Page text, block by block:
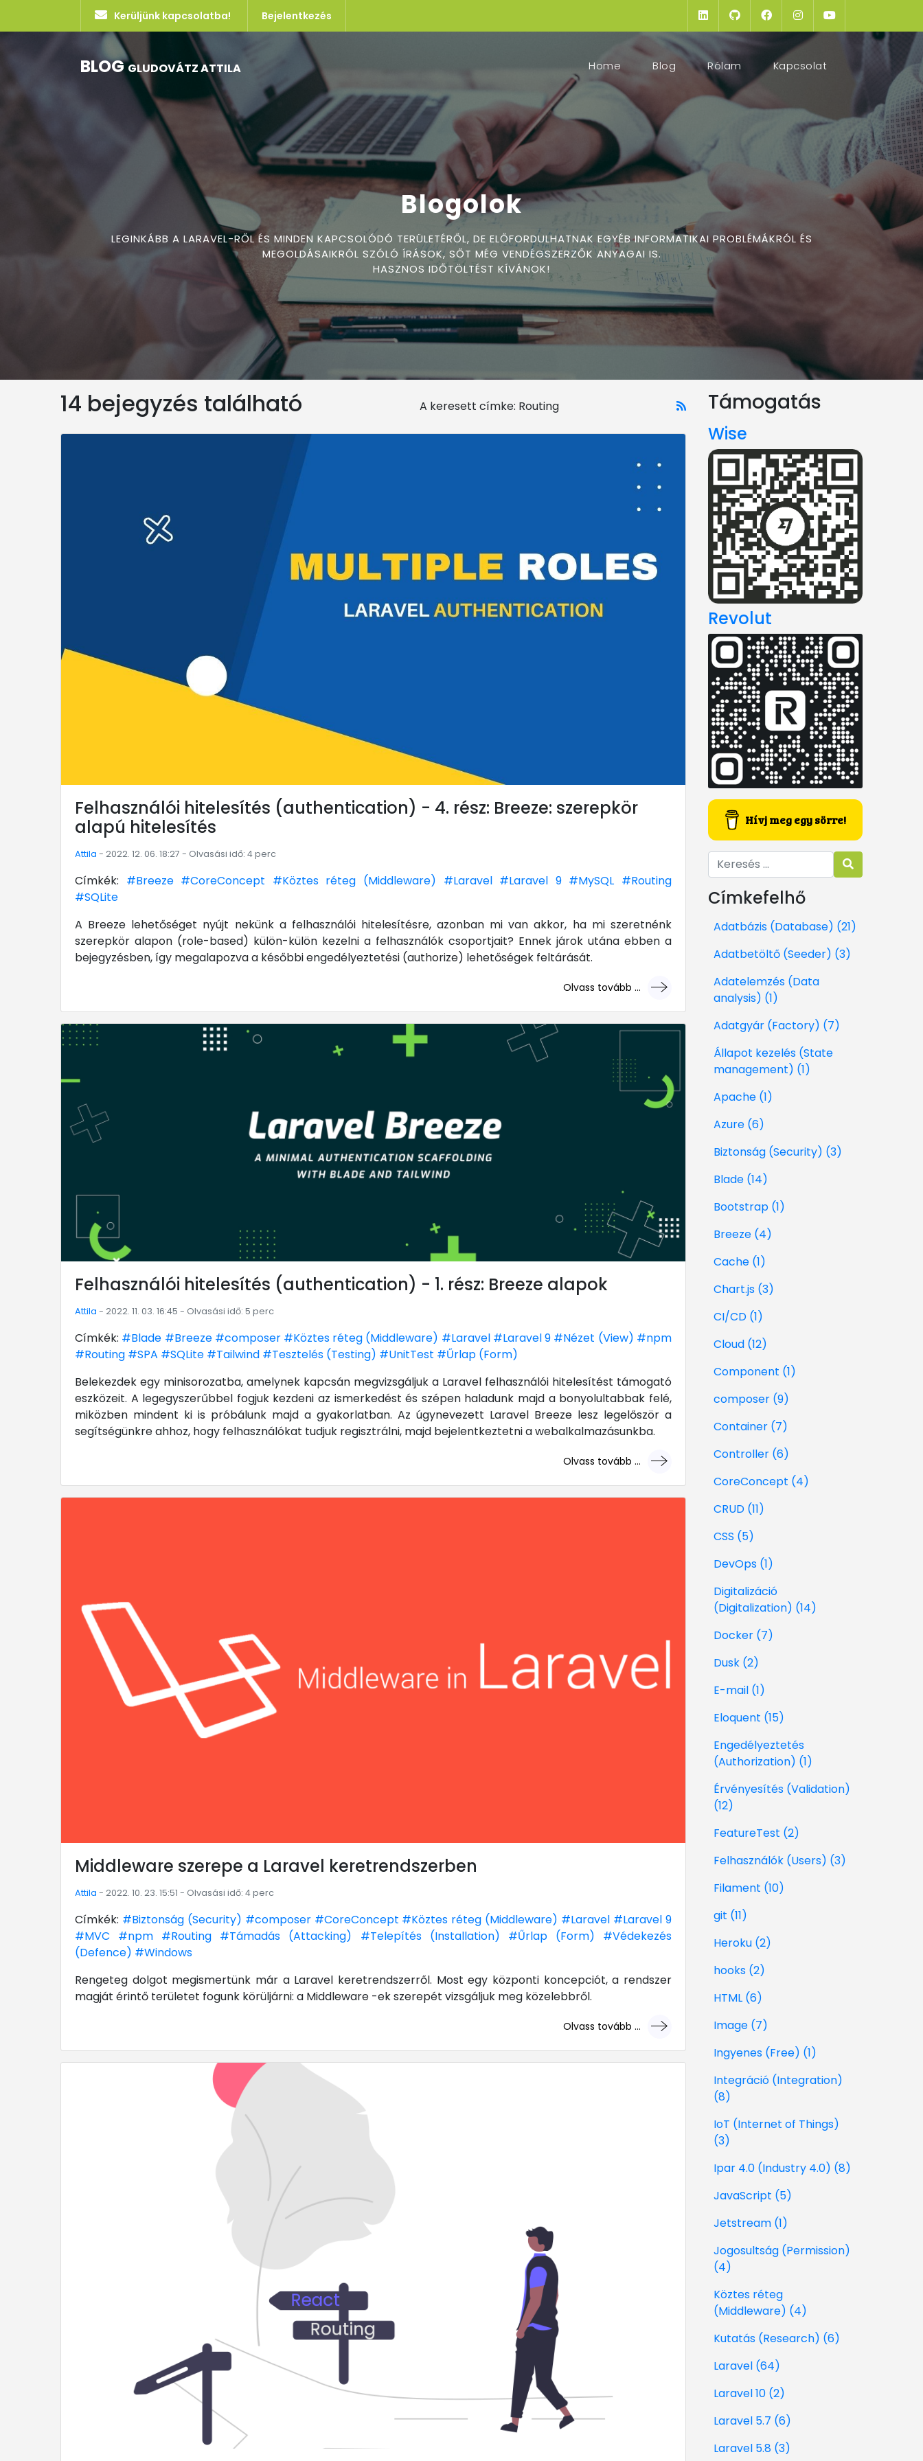
Kerüljünk kapcsolatba! Bejelentkezés
BLOGGLUDOVÁTZ ATTILA Home (current)
Blog Rólam Kapcsolat
Blogolok
LEGINKÁBB A LARAVEL-RŐL ÉS MINDEN KAPCSOLÓDÓ TERÜLETÉRŐL, DE ELŐFORDULHATNAK EGYÉB INFORMATIKAI PROBLÉMÁKRÓL ÉS
MEGOLDÁSAIKRÓL SZÓLÓ ÍRÁSOK, SŐT MÉG VENDÉGSZERZŐK ANYAGAI IS.
HASZNOS IDŐTÖLTÉST KÍVÁNOK!
14 bejegyzés található A keresett címke: Routing
Felhasználói hitelesítés (authentication) - 4. rész: Breeze: szerepkör
alapú hitelesítés
Attila - 2022. 12. 06. 18:27 - Olvasási idő: 4 perc
Címkék: #Breeze #CoreConcept #Köztes réteg (Middleware) #Laravel #Laravel 9 #MySQL #Routing
#SQLite
A Breeze lehetőséget nyújt nekünk a felhasználói hitelesítésre, azonban mi van akkor, ha mi szeretnénk
szerepkör alapon (role-based) külön-külön kezelni a felhasználók csoportjait? Ennek járok utána ebben a
bejegyzésben, így megalapozva a későbbi engedélyeztetési (authorize) lehetőségek feltárását.
Olvass tovább ...
... mert megéri!
Felhasználói hitelesítés (authentication) - 1. rész: Breeze alapok
Attila - 2022. 11. 03. 16:45 - Olvasási idő: 5 perc
Címkék: #Blade #Breeze #composer #Köztes réteg (Middleware) #Laravel #Laravel 9 #Nézet (View) #npm
#Routing #SPA #SQLite #Tailwind #Tesztelés (Testing) #UnitTest #Űrlap (Form)
Belekezdek egy minisorozatba, amelynek kapcsán megvizsgáljuk a Laravel felhasználói hitelesítést támogató
eszközeit. A legegyszerűbbel fogjuk kezdeni az ismerkedést és szépen haladunk majd a bonyolultabbak felé,
miközben mindent ki is próbálunk majd a gyakorlatban. Az úgynevezett Laravel Breeze lesz legelőször a
segítségünkre ahhoz, hogy felhasználókat tudjuk regisztrálni, majd bejelentkeztetni a webalkalmazásunkba.
Olvass tovább ...
... mert megéri!
Middleware szerepe a Laravel keretrendszerben
Attila - 2022. 10. 23. 15:51 - Olvasási idő: 4 perc
Címkék: #Biztonság (Security) #composer #CoreConcept #Köztes réteg (Middleware) #Laravel #Laravel 9
#MVC
#npm #Routing #Támadás (Attacking) #Telepítés (Installation) #Űrlap (Form)
#Védekezés
(Defence) #Windows
Rengeteg dolgot megismertünk már a Laravel keretrendszerről. Most egy központi koncepciót, a rendszer
magját érintő területet fogunk körüljárni: a Middleware -ek szerepét vizsgáljuk meg közelebbről.
Olvass tovább ...
... mert megéri!
Támogatás
Wise
Revolut
Hívj meg egy sörre!
Címkefelhő
Adatbázis (Database) (21)
Adatbetöltő (Seeder) (3)
Adatelemzés (Data
analysis) (1)
Adatgyár (Factory) (7)
Állapot kezelés (State
management) (1)
Apache (1)
Azure (6)
Biztonság (Security) (3)
Blade (14)
Bootstrap (1)
Breeze (4)
Cache (1)
Chart.js (3)
CI/CD (1)
Cloud (12)
Component (1)
composer (9)
Container (7)
Controller (6)
CoreConcept (4)
CRUD (11)
CSS (5)
DevOps (1)
Digitalizáció
(Digitalization) (14)
Docker (7)
Dusk (2)
E-mail (1)
Eloquent (15)
Engedélyeztetés
(Authorization) (1)
Érvényesítés (Validation)
(12)
FeatureTest (2)
Felhasználók (Users) (3)
Filament (10)
git (11)
Heroku (2)
hooks (2)
HTML (6)
Image (7)
Ingyenes (Free) (1)
Integráció (Integration)
(8)
IoT (Internet of Things)
(3)
Ipar 4.0 (Industry 4.0) (8)
JavaScript (5)
Jetstream (1)
Jogosultság (Permission)
(4)
Köztes réteg
(Middleware) (4)
Kutatás (Research) (6)
Laravel (64)
Laravel 10 (2)
Laravel 5.7 (6)
Laravel 5.8 (3)